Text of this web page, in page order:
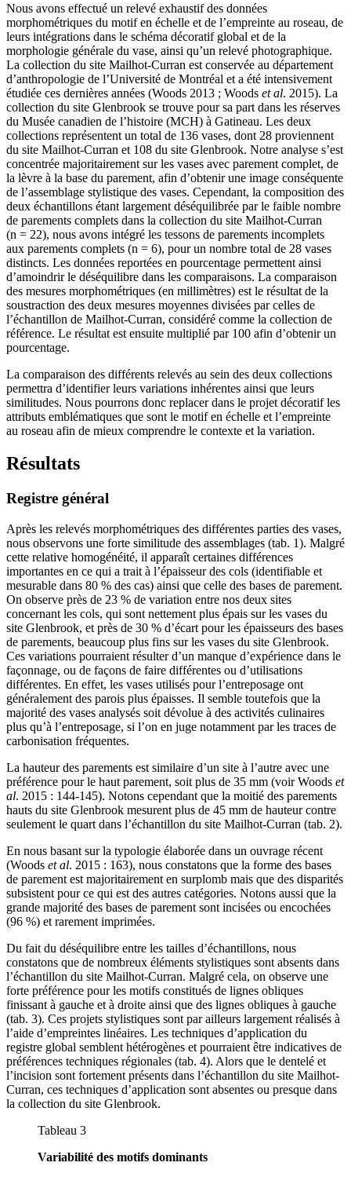
Nous avons effectué un relevé exhaustif des données
morphométriques du motif en échelle et de l’empreinte au roseau, de
leurs intégrations dans le schéma décoratif global et de la
morphologie générale du vase, ainsi qu’un relevé photographique.
La collection du site Mailhot-Curran est conservée au département
d’anthropologie de l’Université de Montréal et a été intensivement
étudiée ces dernières années (Woods 2013 ; Woods et al. 2015). La
collection du site Glenbrook se trouve pour sa part dans les réserves
du Musée canadien de l’histoire (MCH) à Gatineau. Les deux
collections représentent un total de 136 vases, dont 28 proviennent
du site Mailhot-Curran et 108 du site Glenbrook. Notre analyse s’est
concentrée majoritairement sur les vases avec parement complet, de
la lèvre à la base du parement, afin d’obtenir une image conséquente
de l’assemblage stylistique des vases. Cependant, la composition des
deux échantillons étant largement déséquilibrée par le faible nombre
de parements complets dans la collection du site Mailhot-Curran
(n = 22), nous avons intégré les tessons de parements incomplets
aux parements complets (n = 6), pour un nombre total de 28 vases
distincts. Les données reportées en pourcentage permettent ainsi
d’amoindrir le déséquilibre dans les comparaisons. La comparaison
des mesures morphométriques (en millimètres) est le résultat de la
soustraction des deux mesures moyennes divisées par celles de
l’échantillon de Mailhot-Curran, considéré comme la collection de
référence. Le résultat est ensuite multiplié par 100 afin d’obtenir un
pourcentage.
La comparaison des différents relevés au sein des deux collections
permettra d’identifier leurs variations inhérentes ainsi que leurs
similitudes. Nous pourrons donc replacer dans le projet décoratif les
attributs emblématiques que sont le motif en échelle et l’empreinte
au roseau afin de mieux comprendre le contexte et la variation.
Résultats
Registre général
Après les relevés morphométriques des différentes parties des vases,
nous observons une forte similitude des assemblages (tab. 1). Malgré
cette relative homogénéité, il apparaît certaines différences
importantes en ce qui a trait à l’épaisseur des cols (identifiable et
mesurable dans 80 % des cas) ainsi que celle des bases de parement.
On observe près de 23 % de variation entre nos deux sites
concernant les cols, qui sont nettement plus épais sur les vases du
site Glenbrook, et près de 30 % d’écart pour les épaisseurs des bases
de parements, beaucoup plus fins sur les vases du site Glenbrook.
Ces variations pourraient résulter d’un manque d’expérience dans le
façonnage, ou de façons de faire différentes ou d’utilisations
différentes. En effet, les vases utilisés pour l’entreposage ont
généralement des parois plus épaisses. Il semble toutefois que la
majorité des vases analysés soit dévolue à des activités culinaires
plus qu’à l’entreposage, si l’on en juge notamment par les traces de
carbonisation fréquentes.
La hauteur des parements est similaire d’un site à l’autre avec une
préférence pour le haut parement, soit plus de 35 mm (voir Woods et
al. 2015 : 144-145). Notons cependant que la moitié des parements
hauts du site Glenbrook mesurent plus de 45 mm de hauteur contre
seulement le quart dans l’échantillon du site Mailhot-Curran (tab. 2).
En nous basant sur la typologie élaborée dans un ouvrage récent
(Woods et al. 2015 : 163), nous constatons que la forme des bases
de parement est majoritairement en surplomb mais que des disparités
subsistent pour ce qui est des autres catégories. Notons aussi que la
grande majorité des bases de parement sont incisées ou encochées
(96 %) et rarement imprimées.
Du fait du déséquilibre entre les tailles d’échantillons, nous
constatons que de nombreux éléments stylistiques sont absents dans
l’échantillon du site Mailhot-Curran. Malgré cela, on observe une
forte préférence pour les motifs constitués de lignes obliques
finissant à gauche et à droite ainsi que des lignes obliques à gauche
(tab. 3). Ces projets stylistiques sont par ailleurs largement réalisés à
l’aide d’empreintes linéaires. Les techniques d’application du
registre global semblent hétérogènes et pourraient être indicatives de
préférences techniques régionales (tab. 4). Alors que le dentelé et
l’incision sont fortement présents dans l’échantillon du site Mailhot-
Curran, ces techniques d’application sont absentes ou presque dans
la collection du site Glenbrook.
Tableau 3
Variabilité des motifs dominants